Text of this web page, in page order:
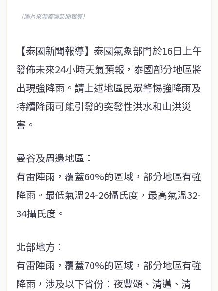
（圖片來源泰國新聞報導）
【泰國新聞報導】泰國氣象部門於16日上午
發佈未來24小時天氣預報，泰國部分地區將
出現強降雨。請上述地區民眾警惕強降雨及
持續降雨可能引發的突發性洪水和山洪災
害。
曼谷及周邊地區：
有雷陣雨，覆蓋60%的區域，部分地區有強
降雨。最低氣溫24-26攝氏度，最高氣溫32-
34攝氏度。
北部地方：
有雷陣雨，覆蓋70%的區域，部分地區有強
降雨，涉及以下省份：夜豐頌、清邁、清